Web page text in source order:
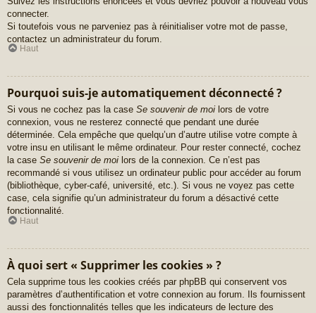
connecter.
Si toutefois vous ne parveniez pas à réinitialiser votre mot de passe,
contactez un administrateur du forum.
Haut
Pourquoi suis-je automatiquement déconnecté ?
Si vous ne cochez pas la case Se souvenir de moi lors de votre
connexion, vous ne resterez connecté que pendant une durée
déterminée. Cela empêche que quelqu’un d’autre utilise votre compte à
votre insu en utilisant le même ordinateur. Pour rester connecté, cochez
la case Se souvenir de moi lors de la connexion. Ce n’est pas
recommandé si vous utilisez un ordinateur public pour accéder au forum
(bibliothèque, cyber-café, université, etc.). Si vous ne voyez pas cette
case, cela signifie qu’un administrateur du forum a désactivé cette
fonctionnalité.
Haut
À quoi sert « Supprimer les cookies » ?
Cela supprime tous les cookies créés par phpBB qui conservent vos
paramètres d’authentification et votre connexion au forum. Ils fournissent
aussi des fonctionnalités telles que les indicateurs de lecture des